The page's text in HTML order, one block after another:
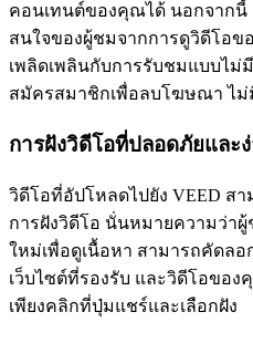
คอนเทนต์ของคุณได้ นอกจาก
สนใจของผู้ชมจากการดูวิดีโอข
เพลิดเพลินกับการรับชมแบบไ
สมัครสมาชิกเพื่อลบโฆษณา ไม่
การฝังวิดีโอที่ปลอดภัยและ
วิดีโอที่อัปโหลดไปยัง VEED ส
การฝังวิดีโอ นั่นหมายความว่าผู้
ใหม่เพื่อดูเนื้อหา สามารถคัดลอ
เว็บไซต์ที่รองรับ และวิดีโอของ
เพียงคลิกที่ปุ่มแชร์และเลือกฝัง